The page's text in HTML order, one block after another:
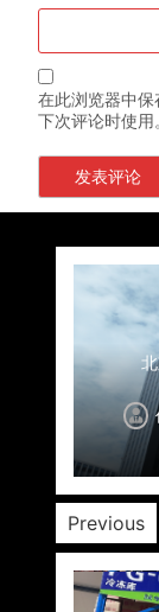
在此浏览器中
下次评论时使用
上海餐
杭州中
深圳冷
北京餐
武汉冻
重庆冷
Previous